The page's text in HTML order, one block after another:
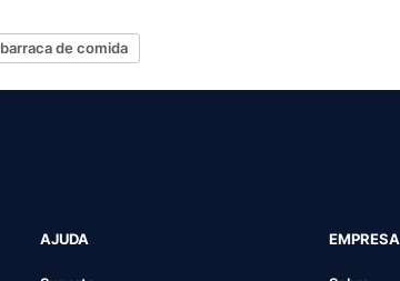
barraca de comida
AJUDA EMPRESA